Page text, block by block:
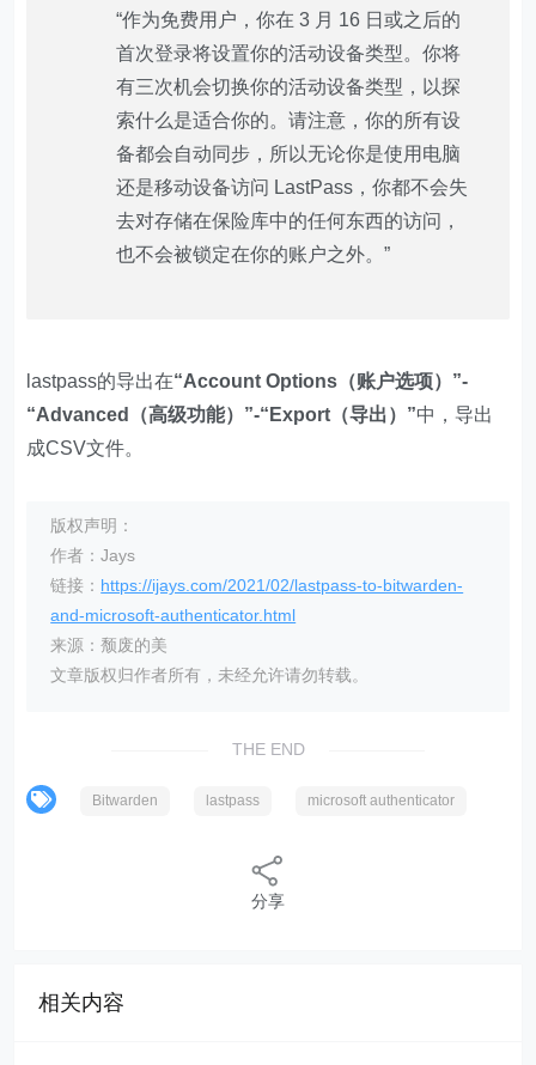
“作为免费用户，你在 3 月 16 日或之后的
首次登录将设置你的活动设备类型。你将
有三次机会切换你的活动设备类型，以探
索什么是适合你的。请注意，你的所有设
备都会自动同步，所以无论你是使用电脑
还是移动设备访问 LastPass，你都不会失
去对存储在保险库中的任何东西的访问，
也不会被锁定在你的账户之外。”
lastpass的导出在“Account Options（账户选项）”-
“Advanced（高级功能）”-“Export（导出）”中，导出
成CSV文件。
版权声明：
作者：Jays
链接： https://ijays.com/2021/02/lastpass-to-bitwarden-
and-microsoft-authenticator.html
来源：颓废的美
文章版权归作者所有，未经允许请勿转载。
THE END
Bitwarden lastpass microsoft authenticator
分享
相关内容